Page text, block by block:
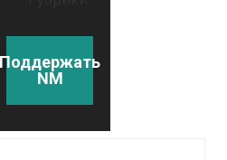
Поддержать
NM